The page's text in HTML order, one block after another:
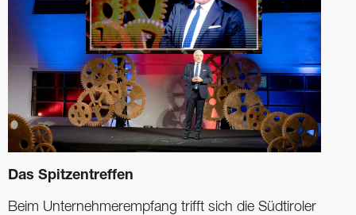
Das Spitzentreffen
Beim Unternehmerempfang trifft sich die Südtiroler